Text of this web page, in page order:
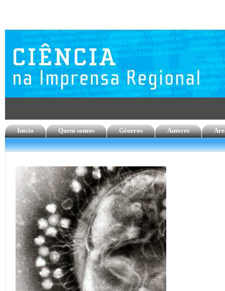
Início Quem somos Géneros Autores